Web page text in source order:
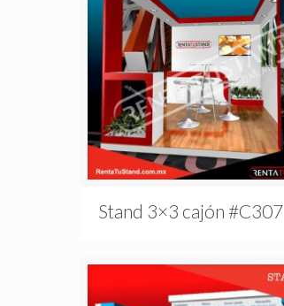
Stand 3×3 cajón #C307